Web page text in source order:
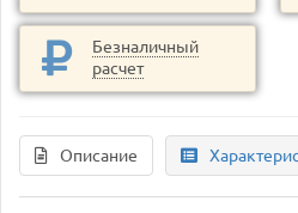
Безналичный
расчет
Описание